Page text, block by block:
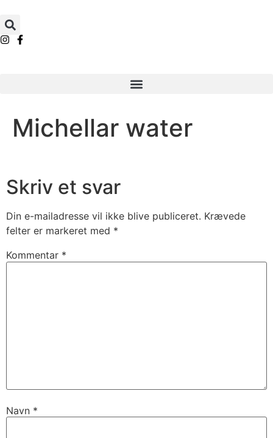
Michellar water
Skriv et svar
Din e-mailadresse vil ikke blive publiceret. Krævede
felter er markeret med *
Kommentar *
Navn *